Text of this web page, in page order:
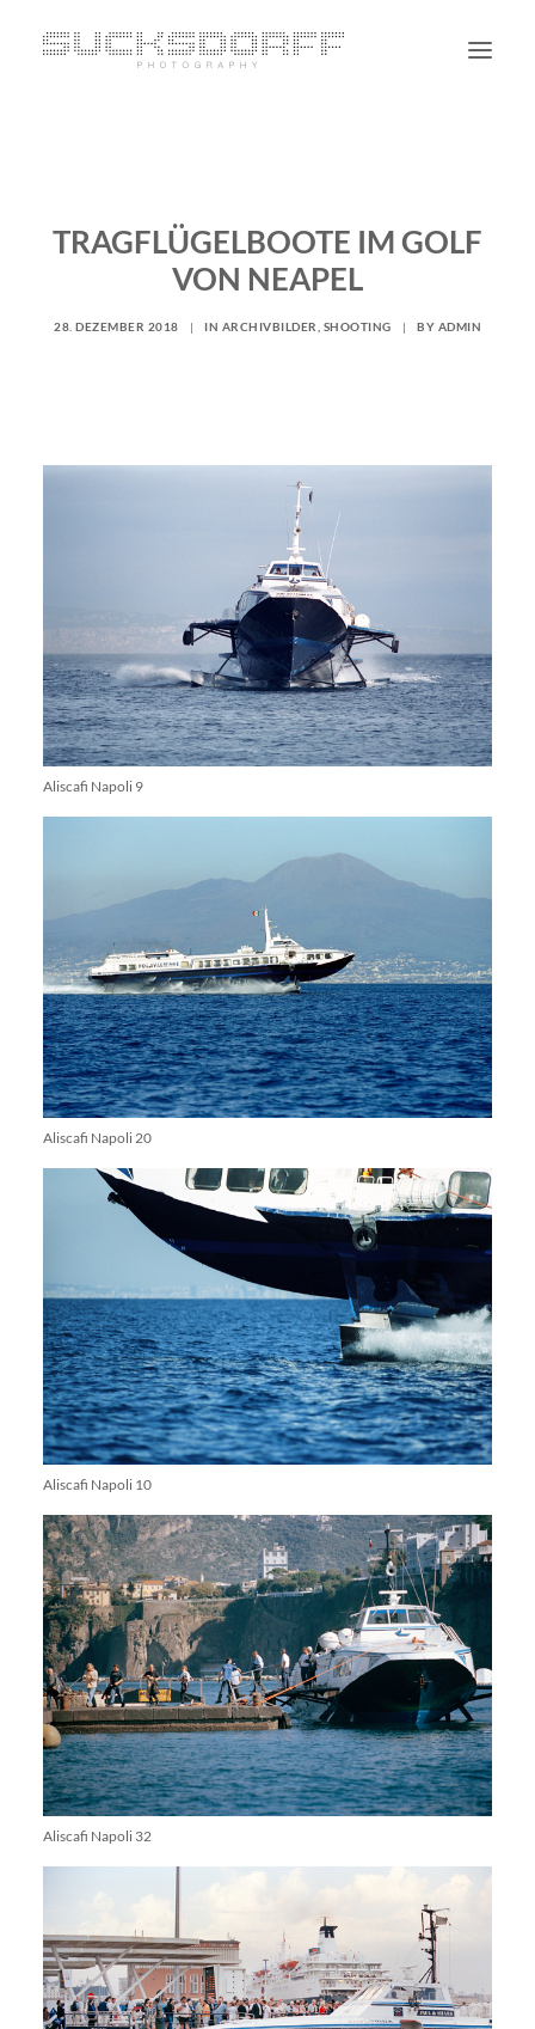
PERSONAL
TRAGFLÜGELBOOTE IM GOLF
VON NEAPEL
28. DEZEMBER 2018 | IN ARCHIVBILDER SHOOTING | BY ADMIN
Aliscafi Napoli 9
Aliscafi Napoli 20
Aliscafi Napoli 10
Aliscafi Napoli 32